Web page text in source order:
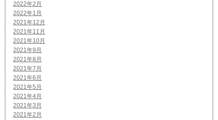
2022年2月
2022年1月
2021年12月
2021年11月
2021年10月
2021年9月
2021年8月
2021年7月
2021年6月
2021年5月
2021年4月
2021年3月
2021年2月